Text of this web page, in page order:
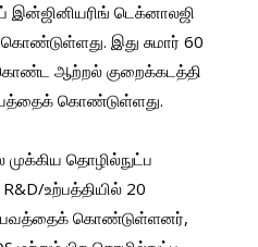
இன்ஜினியரிங் டெக்னாலஜி
இது சுமார் 60
ஆற்றல் குறைக்கடத்தி
கொண்டுள்ளது.
முக்கிய தொழில்நுட்ப
உற்பத்தியில் 20
கொண்டுள்ளனர்,